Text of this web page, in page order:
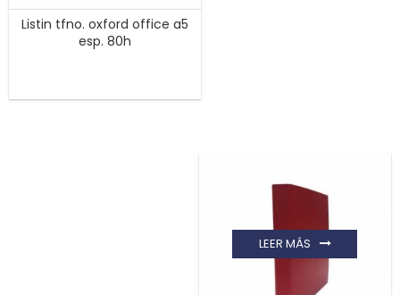
Listin tfno. oxford office a5
esp. 80h
LEER MÁS